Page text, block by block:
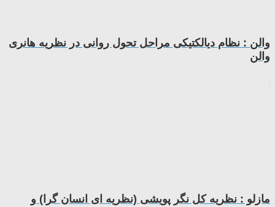
والن : نظام دیالکتیکی مراحل تحول روانی در نظریه هانری
والن
مازلو : نظریه کل نگر پویشی (نظریه ای انسان گرا) و